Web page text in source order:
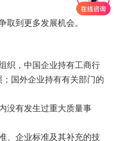
到更多发展机会。
织，中国企业持有工商行
国外企业持有有关部门的
没有发生过重大质量事
、企业标准及其补充的技